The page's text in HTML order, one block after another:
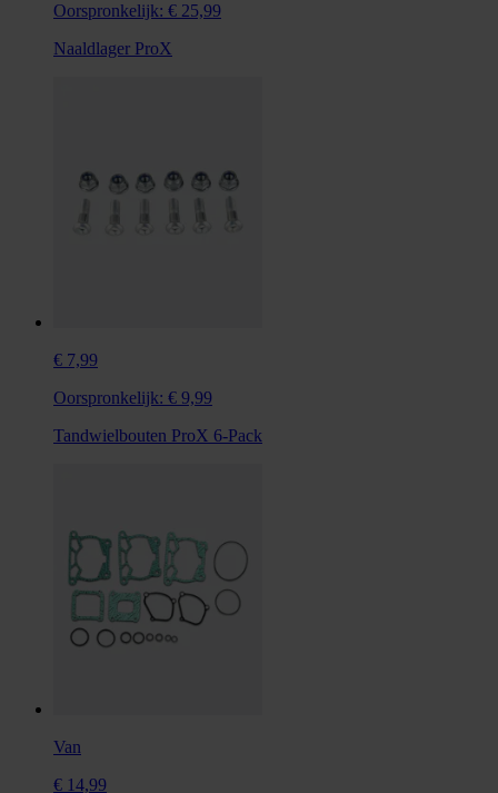
Oorspronkelijk: € 25,99
Naaldlager ProX
€ 7,99
Oorspronkelijk: € 9,99
Tandwielbouten ProX 6-Pack
Van
€ 14,99